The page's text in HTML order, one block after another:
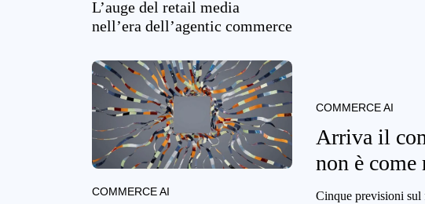
COMMERCE AI
Arriva il
non è
Cinque previsioni sul
L’auge del retail media
nell’era dell’agentic commerce
COMMERCE AI